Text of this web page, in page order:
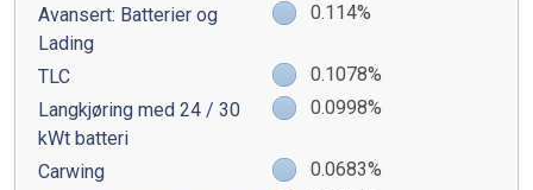
Avansert: Batterier og
Lading
0.114%
TLC
0.1078%
Langkjøring med 24 / 30
kWt batteri
0.0998%
Carwing
0.0683%